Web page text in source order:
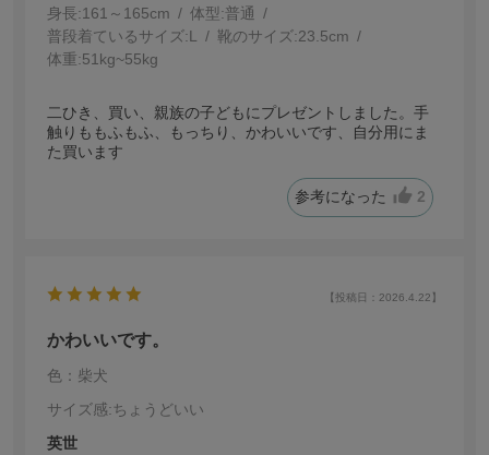
身長:161～165cm 体型:普通
普段着ているサイズ:L 靴のサイズ:23.5cm
体重:51kg~55kg
二ひき、買い、親族の子どもにプレゼントしました。手
触りももふもふ、もっちり、かわいいです、自分用にま
た買います
参考になった 2
【投稿日：2026.4.22】
かわいいです。
色：柴犬
サイズ感:ちょうどいい
英世